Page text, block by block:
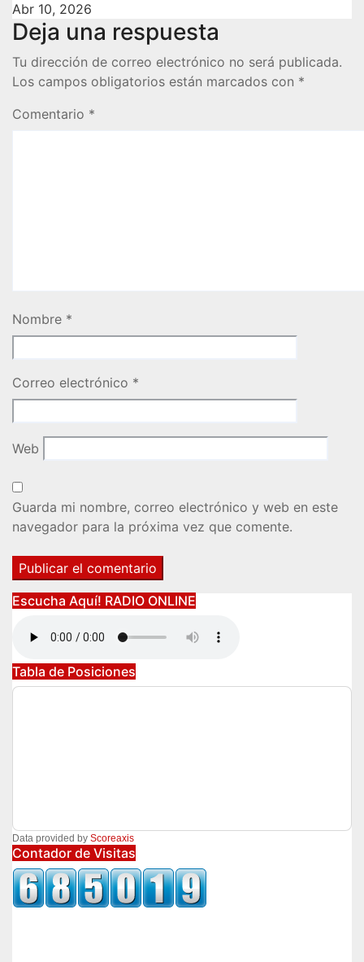
Abr 10, 2026
Deja una respuesta
Tu dirección de correo electrónico no será publicada.
Los campos obligatorios están marcados con *
Comentario *
Nombre *
Correo electrónico *
Web
Guarda mi nombre, correo electrónico y web en este
navegador para la próxima vez que comente.
Escucha Aquí! RADIO ONLINE
Tabla de Posiciones
Data provided by Scoreaxis
Contador de Visitas